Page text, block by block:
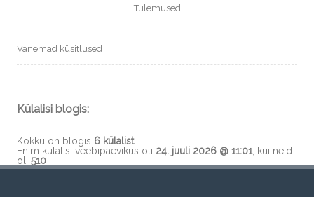
Tulemused
Vanemad küsitlused
Külalisi blogis:
Kokku on blogis 6 külalist.
Enim külalisi veebipäevikus oli 24. juuli 2026 @ 11:01, kui neid
oli 510